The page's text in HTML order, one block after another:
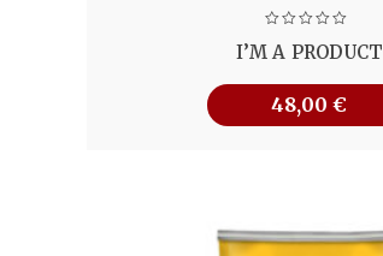
I’M A PRODUCT
48,00€